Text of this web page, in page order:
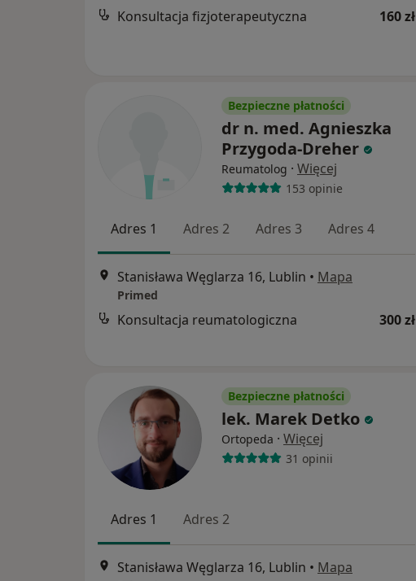
Konsultacja fizjoterapeutyczna 160 zł
Bezpieczne płatności
dr n. med. Agnieszka
Przygoda-Dreher
Reumatolog · Więcej
153 opinie
Adres 1 Adres 2 Adres 3 Adres 4
Stanisława Węglarza 16, Lublin • Mapa
Primed
Konsultacja reumatologiczna 300 zł
Bezpieczne płatności
lek. Marek Detko
Ortopeda · Więcej
31 opinii
Adres 1 Adres 2
Stanisława Węglarza 16, Lublin • Mapa